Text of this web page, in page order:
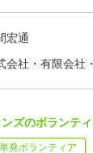
宏通
会社・有限会社
ズのボランテ
発ボランティア